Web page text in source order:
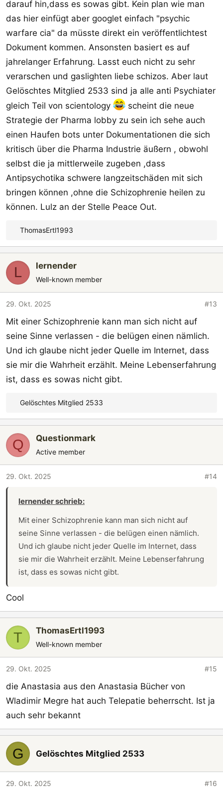
darauf hin,dass es sowas gibt. Kein plan wie man
das hier einfügt aber googlet einfach "psychic
warfare cia" da müsste direkt ein veröffentlichtest
Dokument kommen. Ansonsten basiert es auf
jahrelanger Erfahrung. Lasst euch nicht zu sehr
verarschen und gaslighten liebe schizos. Aber laut
Gelöschtes Mitglied 2533 sind ja alle anti Psychiater
gleich Teil von scientology
scheint die neue
Strategie der Pharma lobby zu sein ich sehe auch
einen Haufen bots unter Dokumentationen die sich
kritisch über die Pharma Industrie äußern , obwohl
selbst die ja mittlerweile zugeben ,dass
Antipsychotika schwere langzeitschäden mit sich
bringen können ,ohne die Schizophrenie heilen zu
können. Lulz an der Stelle Peace Out.
e
o
e
n
ThomasErtl1993
L lernender
Well-known member
29. Okt. 2025 #13
Mit einer Schizophrenie kann man sich nicht auf
seine Sinne verlassen - die belügen einen nämlich.
Und ich glaube nicht jeder Quelle im Internet, dass
sie mir die Wahrheit erzählt. Meine Lebenserfahrung
ist, dass es sowas nicht gibt.
e
k
o
Gelöschtes Mitglied 2533
Q Questionmark
Active member
29. Okt. 2025 #14
lernender schrieb:
Mit einer Schizophrenie kann man sich nicht auf
seine Sinne verlassen - die belügen einen nämlich.
Und ich glaube nicht jeder Quelle im Internet, dass
sie mir die Wahrheit erzählt. Meine Lebenserfahrung
ist, dass es sowas nicht gibt.
Cool
T ThomasErtl1993
Well-known member
29. Okt. 2025 #15
die Anastasia aus den Anastasia Bücher von
Wladimir Megre hat auch Telepatie beherrscht. Ist ja
auch sehr bekannt
G Gelöschtes Mitglied 2533
29. Okt. 2025 #16